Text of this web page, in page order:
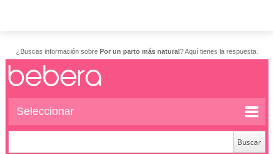
¿Buscas información sobre Por un parto más natural ? Aquí tienes la respuesta.
Seleccionar